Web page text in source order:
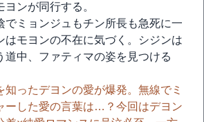
ンが同行する。
でミョンジュもチン所長も急死に一
はモヨンの不在に気づく。シジンは
道中、ファティマの姿を見つける
知ったデヨンの愛が爆発。無線でミ
ーした愛の言葉は…？今回はデヨン